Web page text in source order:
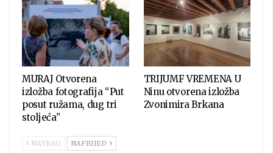
MURAJ Otvorena
izložba fotografija “Put
posut ružama, dug tri
stoljeća”
TRIJUMF VREMENA U
Ninu otvorena izložba
Zvonimira Brkana
NATRAG NAPRIJED